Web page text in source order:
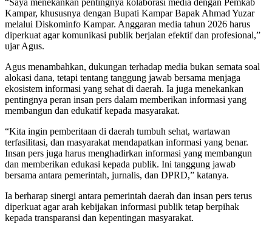
Kampar, khususnya dengan Bupati Kampar Bapak Ahmad Yuzar
melalui Diskominfo Kampar. Anggaran media tahun 2026 harus
diperkuat agar komunikasi publik berjalan efektif dan profesional,”
ujar Agus.
Agus menambahkan, dukungan terhadap media bukan semata soal
alokasi dana, tetapi tentang tanggung jawab bersama menjaga
ekosistem informasi yang sehat di daerah. Ia juga menekankan
pentingnya peran insan pers dalam memberikan informasi yang
membangun dan edukatif kepada masyarakat.
“Kita ingin pemberitaan di daerah tumbuh sehat, wartawan
terfasilitasi, dan masyarakat mendapatkan informasi yang benar.
Insan pers juga harus menghadirkan informasi yang membangun
dan memberikan edukasi kepada publik. Ini tanggung jawab
bersama antara pemerintah, jurnalis, dan DPRD,” katanya.
Ia berharap sinergi antara pemerintah daerah dan insan pers terus
diperkuat agar arah kebijakan informasi publik tetap berpihak
kepada transparansi dan kepentingan masyarakat.